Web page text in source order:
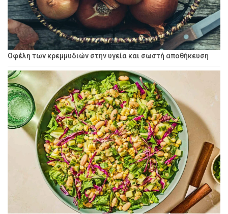
Οφέλη των κρεμμυδιών στην υγεία και σωστή αποθήκευση